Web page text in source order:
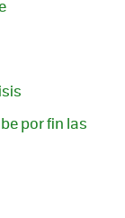
por fin las